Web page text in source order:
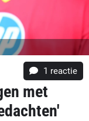
1 reactie
met